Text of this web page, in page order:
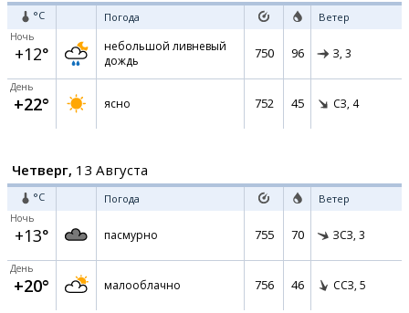
°C Погода Ветер
Ночь
+12°
небольшой ливневый
дождь
750 96 З, 3
День
+22° ясно 752 45 СЗ, 4
Четверг, 13 Августа
°C Погода Ветер
Ночь
+13° пасмурно 755 70 ЗСЗ, 3
День
+20° малооблачно 756 46 ССЗ, 5